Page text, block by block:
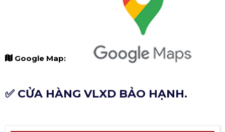
Google Map:
✅ CỬA HÀNG VLXD BẢO HẠNH.